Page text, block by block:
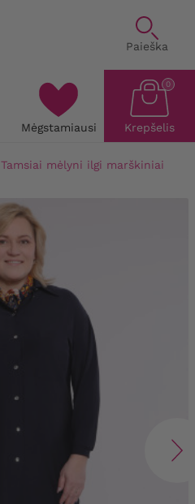
Paieška
Mėgstamiausi Krepšelis
0
Tamsiai mėlyni ilgi marškiniai